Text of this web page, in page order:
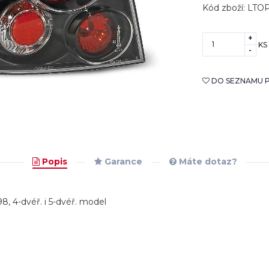
Kód zboží:
+
-
KS
DO SEZNAMU
Popis Garance Máte dotaz?
4-dvéř. i 5-dvéř. model